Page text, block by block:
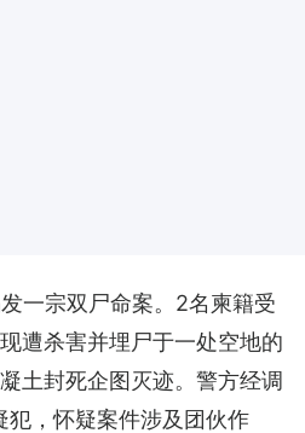
一宗双尸命案。2名柬籍受
遭杀害并埋尸于一处空地的
土封死企图灭迹。警方经调
犯，怀疑案件涉及团伙作